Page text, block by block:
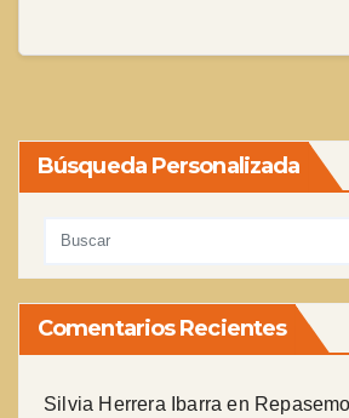
Búsqueda Personalizada
Comentarios Recientes
Silvia Herrera Ibarra en